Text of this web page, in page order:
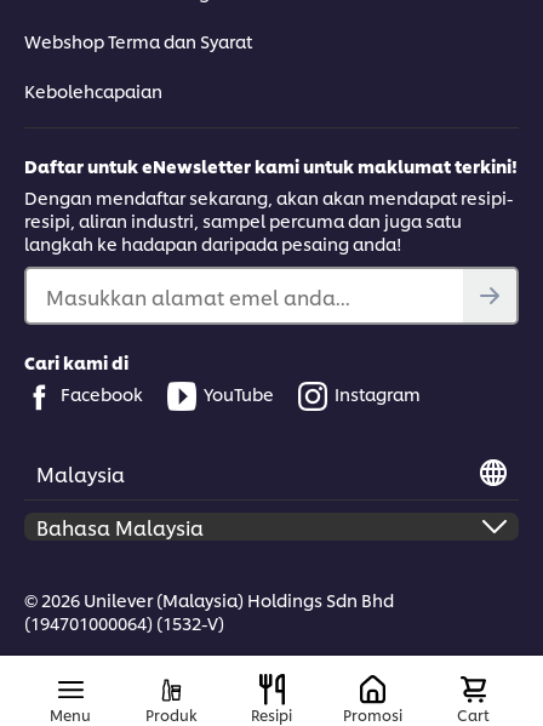
Webshop Terma dan Syarat
Kebolehcapaian
Daftar untuk eNewsletter kami untuk maklumat terkini!
Dengan mendaftar sekarang, akan akan mendapat resipi-
resipi, aliran industri, sampel percuma dan juga satu
langkah ke hadapan daripada pesaing anda!
Masukkan alamat emel anda...
Cari kami di
Facebook
YouTube Instagram
Malaysia
© 2026 Unilever (Malaysia) Holdings Sdn Bhd
(194701000064) (1532-V)
Menu Produk Resipi Promosi Cart